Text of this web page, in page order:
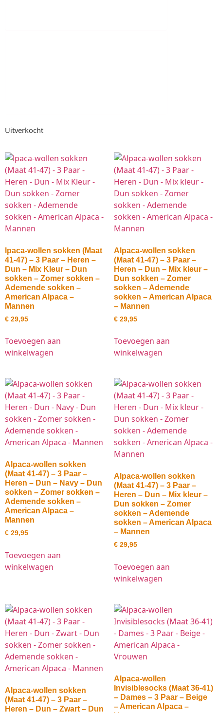
Uitverkocht
lpaca-wollen sokken (Maat
41-47) – 3 Paar – Heren –
Dun – Mix Kleur – Dun
sokken – Zomer sokken –
Ademende sokken –
American Alpaca –
Mannen
€ 29,95
Toevoegen aan
winkelwagen
Alpaca-wollen sokken
(Maat 41-47) – 3 Paar –
Heren – Dun – Mix kleur –
Dun sokken – Zomer
sokken – Ademende
sokken – American Alpaca
– Mannen
€ 29,95
Toevoegen aan
winkelwagen
Alpaca-wollen sokken
(Maat 41-47) – 3 Paar –
Heren – Dun – Navy – Dun
sokken – Zomer sokken –
Ademende sokken –
American Alpaca –
Mannen
€ 29,95
Toevoegen aan
winkelwagen
Alpaca-wollen sokken
(Maat 41-47) – 3 Paar –
Heren – Dun – Mix kleur –
Dun sokken – Zomer
sokken – Ademende
sokken – American Alpaca
– Mannen
€ 29,95
Toevoegen aan
winkelwagen
Alpaca-wollen sokken
(Maat 41-47) – 3 Paar –
Heren – Dun – Zwart – Dun
Alpaca-wollen
Invisiblesocks (Maat 36-41)
– Dames – 3 Paar – Beige
– American Alpaca –